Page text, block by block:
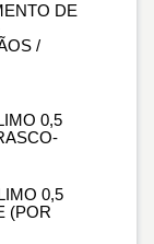
DE
/
0,5
0,5
(POR